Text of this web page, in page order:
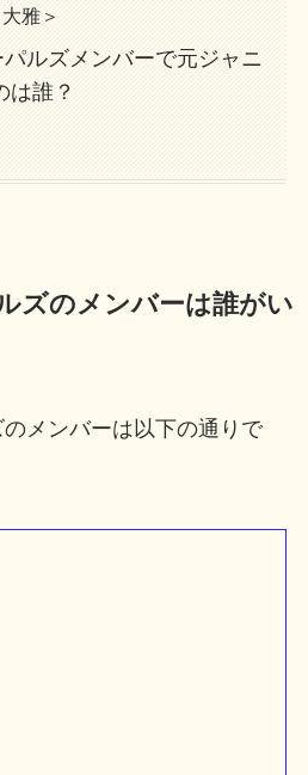
雅＞
ルズメンバーで元ジャニ
は誰？
ズのメンバーは誰がい
メンバーは以下の通りで